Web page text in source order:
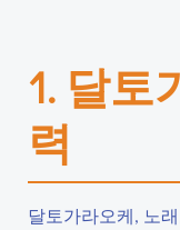
1. 달토
력
달토가라오케, 노